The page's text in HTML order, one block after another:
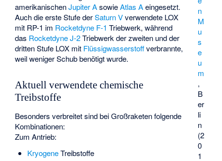
n
M
u
s
e
u
m
,
B
er
li
n
(2
0
1
amerikanischenJupiter AsowieAtlas Aeingesetzt.
Auch die erste Stufe derSaturn Vverwendete LOX
mit RP-1 im Rocketdyne F-1 Triebwerk, während
das Rocketdyne J-2Triebwerk der zweiten und der
dritten Stufe LOX mit Flüssigwasserstoffverbrannte,
weil weniger Schub benötigt wurde.
Aktuell verwendete chemische
Treibstoffe
Besonders verbreitet sind bei Großraketen folgende
Kombinationen:
Zum Antrieb:
KryogeneTreibstoffe